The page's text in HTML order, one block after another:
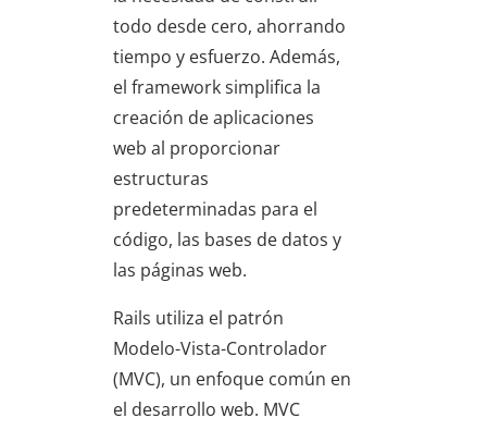
todo desde cero, ahorrando
tiempo y esfuerzo. Además,
el framework simplifica la
creación de aplicaciones
web al proporcionar
estructuras
predeterminadas para el
código, las bases de datos y
las páginas web.
Rails utiliza el patrón
Modelo-Vista-Controlador
(MVC), un enfoque común en
el desarrollo web. MVC